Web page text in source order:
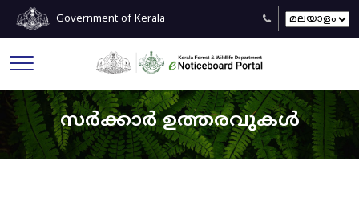
Government of Kerala
സർക്കാർ ഉത്തരവുകൾ